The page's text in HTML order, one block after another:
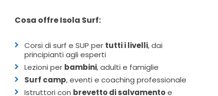
Cosa offre Isola Surf:
Corsi di surf e SUP per tutti i livelli, dai
principianti agli esperti
Lezioni per bambini, adulti e famiglie
Surf camp, eventi e coaching professionale
Istruttori con brevetto di salvamentoe